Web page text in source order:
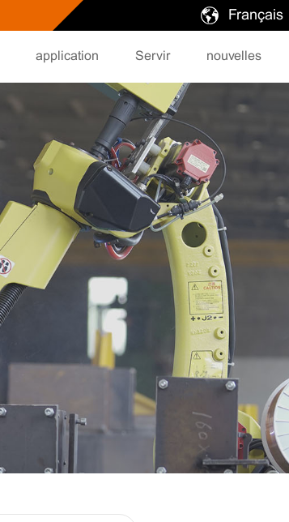
Français
application Servir nouvelles